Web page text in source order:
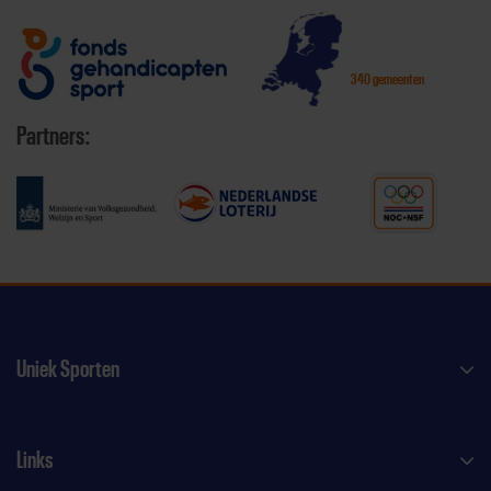
340 gemeenten
Partners:
Uniek Sporten
Links